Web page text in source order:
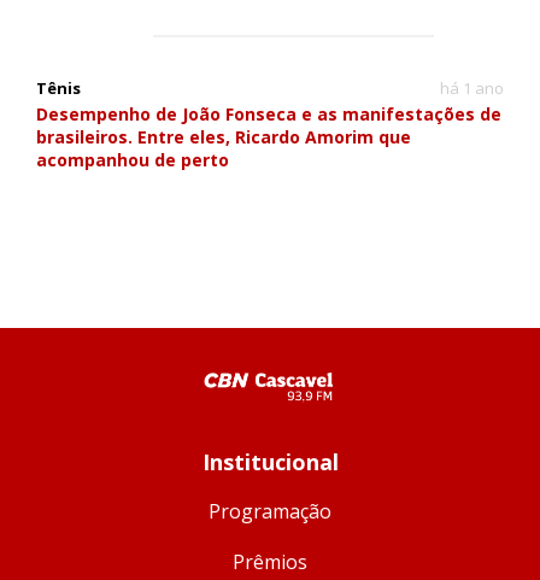
Tênis há 1 ano
Desempenho de João Fonseca e as manifestações de
brasileiros. Entre eles, Ricardo Amorim que
acompanhou de perto
Institucional
Programação
Prêmios